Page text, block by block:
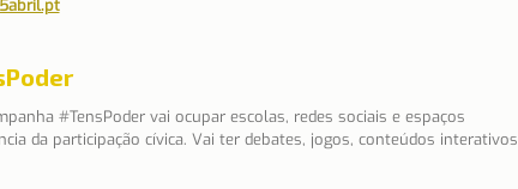
#TensPoder vai ocupar escolas, redes sociais e espaços
da participação cívica. Vai ter debates, jogos, conteúdos interativos